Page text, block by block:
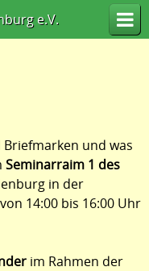
e.V.
und was
Seminarraim 1 des
in der
14:00 bis 16:00 Uhr
im Rahmen der